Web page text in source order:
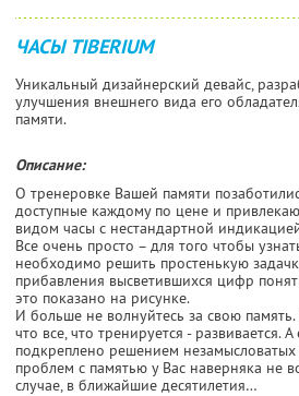
ЧАСЫ TIBERIUM
Уникальный дизайнерский девайс,
улучшения внешнего вида его
памяти.
Описание:
О тренеровке Вашей памяти
доступные каждому по цене и
видом часы с нестандартной
Все очень просто – для того чтобы
необходимо решить простенькую
прибавления высветившихся цифр
это показано на рисунке.
И больше не волнуйтесь за свою
что все, что тренируется - развивается.
подкреплено решением незамысловатых
проблем с памятью у Вас наверняка не
случае, в ближайшие десятилетия…